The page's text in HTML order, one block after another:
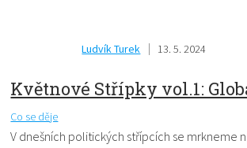
Ludvík Turek 13. 5. 2024
Květnové Střípky vol.1:
Co se děje
V dnešních politických střípcích se mrkneme